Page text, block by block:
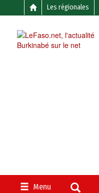
Les régionales
Menu